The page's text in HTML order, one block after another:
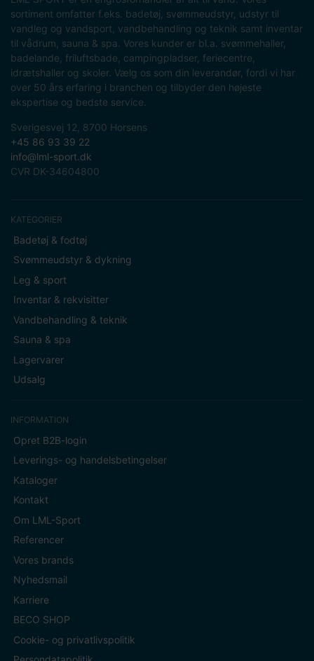
sortiment omfatter f.eks. badetøj, svømmeudstyr, udstyr til
vandleg og vandsport, vandbehandling og teknik samt inventar
til vådrum, sauna & spa. Vores kunder er bl.a. svømmehaller,
badelande, friluftsbade, campingpladser, feriecentre,
idrætshaller og skoler. Vælg os som din leverandør, fordi vi har
over 50 års erfaring i branchen og tilbyder den højeste
ekspertise og bedste service.
Sverigesvej 12, 8700 Horsens
+45 86 93 39 22
info@lml-sport.dk
CVR DK-34604800
KATEGORIER
Badetøj & fodtøj
Svømmeudstyr & dykning
Leg & sport
Inventar & rekvisitter
Vandbehandling & teknik
Sauna & spa
Lagervarer
Udsalg
INFORMATION
Opret B2B-login
Leverings- og handelsbetingelser
Kataloger
Kontakt
Om LML-Sport
Referencer
Vores brands
Nyhedsmail
Karriere
BECO SHOP
Cookie- og privatlivspolitik